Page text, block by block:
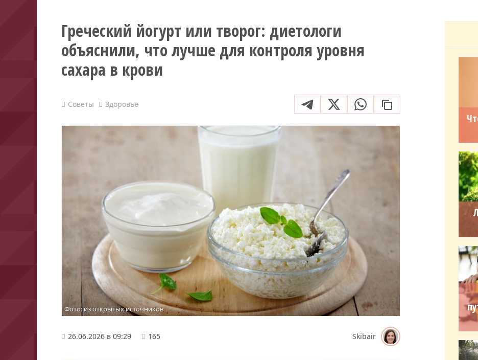
Греческий йогурт или творог: диетологи
объяснили, что лучше для контроля уровня
сахара в крови
Советы Здоровье
Фото: из открытых источников
26.06.2026 в 09:29 165 Skibair